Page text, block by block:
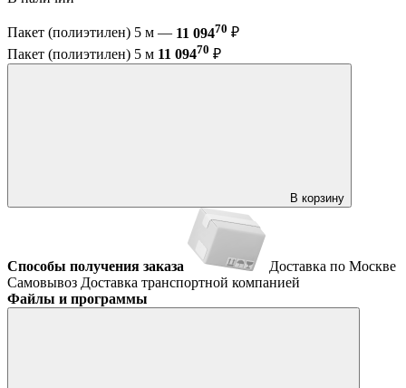
Пакет (полиэтилен) 5 м — 11 09470 ₽
Пакет (полиэтилен) 5 м 11 09470 ₽
В корзину
Способы получения заказа
Доставка по Москве
Самовывоз Доставка транспортной компанией
Файлы и программы